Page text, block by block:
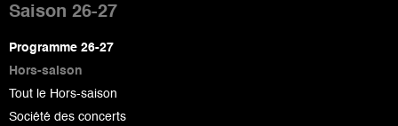
de
page
Saison 26-27
Programme 26-27
Hors-saison
Tout le Hors-saison
Société des concerts